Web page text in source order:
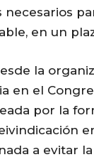
en un
la
en el
por la
a evitar